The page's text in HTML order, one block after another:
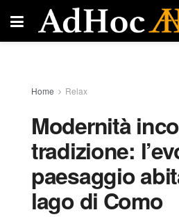
Home Relax
Modernità
tradizione:
paesaggio
lago di Como